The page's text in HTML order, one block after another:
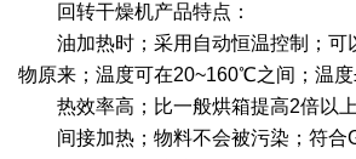
管束干燥系列
干燥配套装置
回转干燥机产品特点：
油加热时；采用自动恒温控制；可
物原来；温度可在20~160℃之间；温度
热效率高；比一般烘箱提高2倍以上
间接加热；物料不会被污染；符合